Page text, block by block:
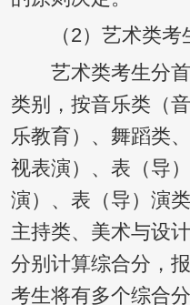
（2）艺术类考
艺术类考生分首
类别，按音乐类（
乐教育）、舞蹈类
视表演）、表（导
演）、表（导）演
主持类、美术与设
分别计算综合分，
考生将有多个综合